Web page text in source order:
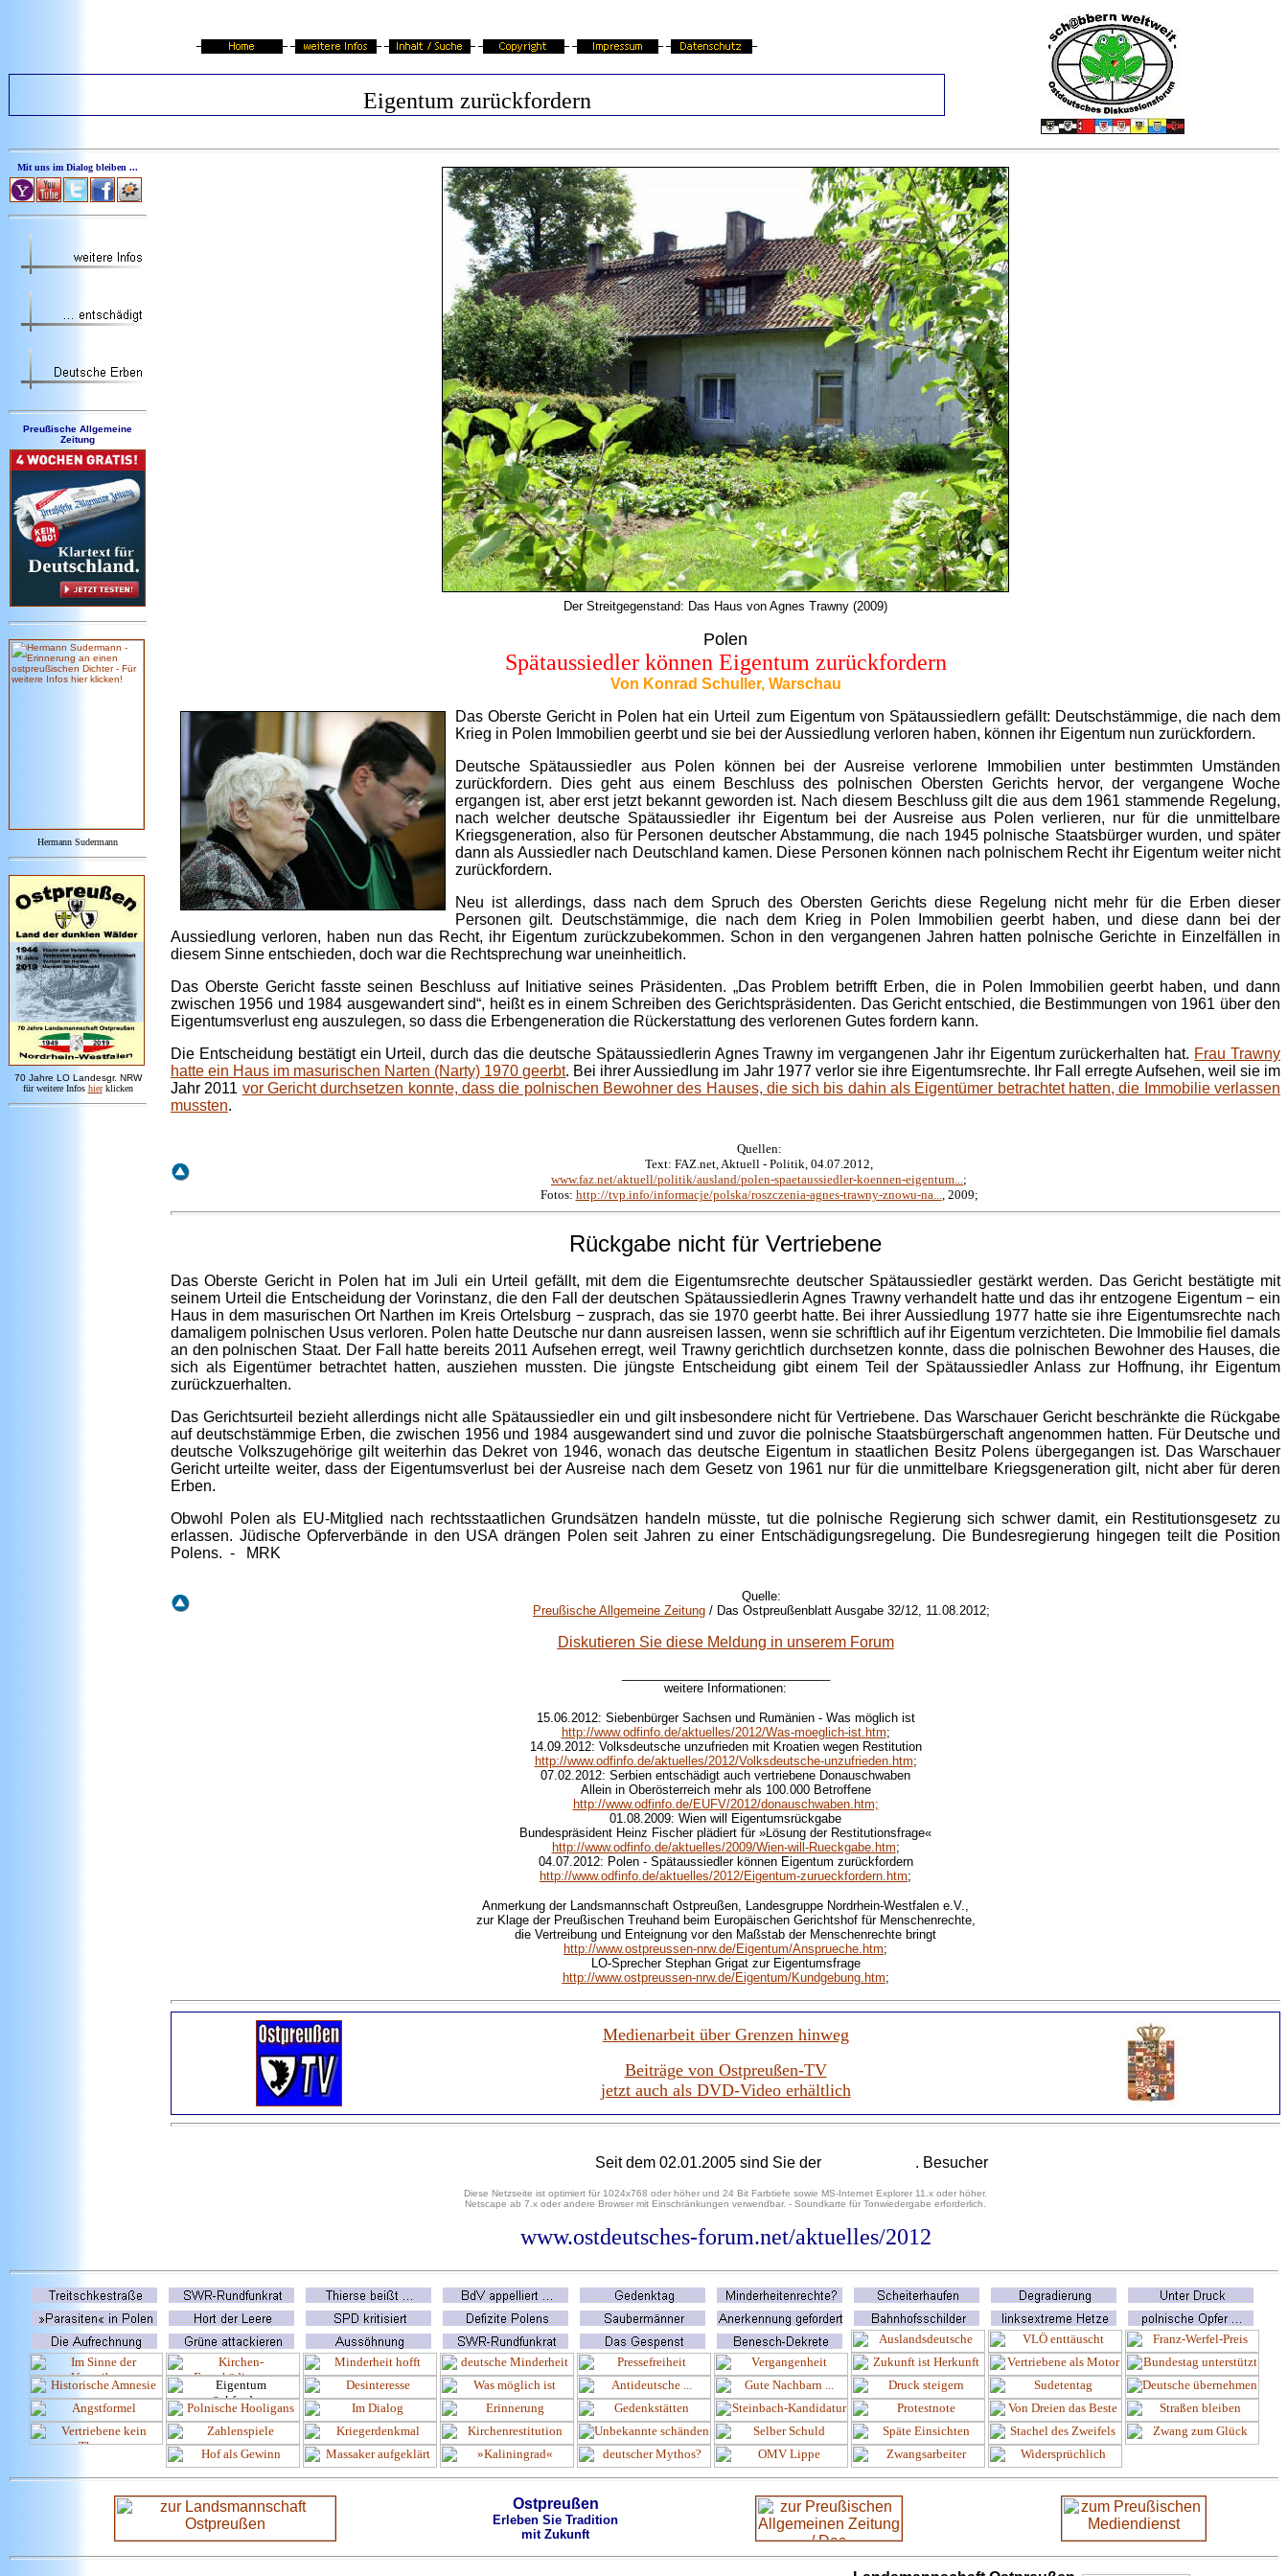
Eigentum zurückfordern
Mit uns im Dialog bleiben ...
Preußische Allgemeine
Zeitung
Hermann Sudermann
70 Jahre LO Landesgr. NRW
für weitere Infos hier klicken
Der Streitgegenstand: Das Haus von Agnes Trawny (2009)
Polen
Spätaussiedler können Eigentum zurückfordern
Von Konrad Schuller, Warschau
Das Oberste Gericht in Polen hat ein Urteil zum Eigentum von Spätaussiedlern gefällt: Deutschstämmige, die nach dem
Krieg in Polen Immobilien geerbt und sie bei der Aussiedlung verloren haben, können ihr Eigentum nun zurückfordern.
Deutsche Spätaussiedler aus Polen können bei der Ausreise verlorene Immobilien unter bestimmten Umständen
zurückfordern. Dies geht aus einem Beschluss des polnischen Obersten Gerichts hervor, der vergangene Woche
ergangen ist, aber erst jetzt bekannt geworden ist. Nach diesem Beschluss gilt die aus dem 1961 stammende Regelung,
nach welcher deutsche Spätaussiedler ihr Eigentum bei der Ausreise aus Polen verlieren, nur für die unmittelbare
Kriegsgeneration, also für Personen deutscher Abstammung, die nach 1945 polnische Staatsbürger wurden, und später
dann als Aussiedler nach Deutschland kamen. Diese Personen können nach polnischem Recht ihr Eigentum weiter nicht
zurückfordern.
Neu ist allerdings, dass nach dem Spruch des Obersten Gerichts diese Regelung nicht mehr für die Erben dieser
Personen gilt. Deutschstämmige, die nach dem Krieg in Polen Immobilien geerbt haben, und diese dann bei der
Aussiedlung verloren, haben nun das Recht, ihr Eigentum zurückzubekommen. Schon in den vergangenen Jahren hatten polnische Gerichte in Einzelfällen in
diesem Sinne entschieden, doch war die Rechtsprechung war uneinheitlich.
Das Oberste Gericht fasste seinen Beschluss auf Initiative seines Präsidenten. „Das Problem betrifft Erben, die in Polen Immobilien geerbt haben, und dann
zwischen 1956 und 1984 ausgewandert sind“, heißt es in einem Schreiben des Gerichtspräsidenten. Das Gericht entschied, die Bestimmungen von 1961 über den
Eigentumsverlust eng auszulegen, so dass die Erbengeneration die Rückerstattung des verlorenen Gutes fordern kann.
Die Entscheidung bestätigt ein Urteil, durch das die deutsche Spätaussiedlerin Agnes Trawny im vergangenen Jahr ihr Eigentum zurückerhalten hat. Frau Trawny
hatte ein Haus im masurischen Narten (Narty) 1970 geerbt. Bei ihrer Aussiedlung im Jahr 1977 verlor sie ihre Eigentumsrechte. Ihr Fall erregte Aufsehen, weil sie im
Jahr 2011 vor Gericht durchsetzen konnte, dass die polnischen Bewohner des Hauses, die sich bis dahin als Eigentümer betrachtet hatten, die Immobilie verlassen
mussten.
Quellen:
Text: FAZ.net, Aktuell - Politik, 04.07.2012,
www.faz.net/aktuell/politik/ausland/polen-spaetaussiedler-koennen-eigentum...;
Fotos: http://tvp.info/informacje/polska/roszczenia-agnes-trawny-znowu-na..., 2009;
Rückgabe nicht für Vertriebene
Das Oberste Gericht in Polen hat im Juli ein Urteil gefällt, mit dem die Eigentumsrechte deutscher Spätaussiedler gestärkt werden. Das Gericht bestätigte mit
seinem Urteil die Entscheidung der Vorinstanz, die den Fall der deutschen Spätaussiedlerin Agnes Trawny verhandelt hatte und das ihr entzogene Eigentum − ein
Haus in dem masurischen Ort Narthen im Kreis Ortelsburg − zusprach, das sie 1970 geerbt hatte. Bei ihrer Aussiedlung 1977 hatte sie ihre Eigentumsrechte nach
damaligem polnischen Usus verloren. Polen hatte Deutsche nur dann ausreisen lassen, wenn sie schriftlich auf ihr Eigentum verzichteten. Die Immobilie fiel damals
an den polnischen Staat. Der Fall hatte bereits 2011 Aufsehen erregt, weil Trawny gerichtlich durchsetzen konnte, dass die polnischen Bewohner des Hauses, die
sich als Eigentümer betrachtet hatten, ausziehen mussten. Die jüngste Entscheidung gibt einem Teil der Spätaussiedler Anlass zur Hoffnung, ihr Eigentum
zurückzuerhalten.
Das Gerichtsurteil bezieht allerdings nicht alle Spätaussiedler ein und gilt insbesondere nicht für Vertriebene. Das Warschauer Gericht beschränkte die Rückgabe
auf deutschstämmige Erben, die zwischen 1956 und 1984 ausgewandert sind und zuvor die polnische Staatsbürgerschaft angenommen hatten. Für Deutsche und
deutsche Volkszugehörige gilt weiterhin das Dekret von 1946, wonach das deutsche Eigentum in staatlichen Besitz Polens übergegangen ist. Das Warschauer
Gericht urteilte weiter, dass der Eigentumsverlust bei der Ausreise nach dem Gesetz von 1961 nur für die unmittelbare Kriegsgeneration gilt, nicht aber für deren
Erben.
Obwohl Polen als EU-Mitglied nach rechtsstaatlichen Grundsätzen handeln müsste, tut die polnische Regierung sich schwer damit, ein Restitutionsgesetz zu
erlassen. Jüdische Opferverbände in den USA drängen Polen seit Jahren zu einer Entschädigungsregelung. Die Bundesregierung hingegen teilt die Position
Polens. - MRK
Quelle:
Preußische Allgemeine Zeitung / Das Ostpreußenblatt Ausgabe 32/12, 11.08.2012;
Diskutieren Sie diese Meldung in unserem Forum
weitere Informationen:
15.06.2012: Siebenbürger Sachsen und Rumänien - Was möglich ist
http://www.odfinfo.de/aktuelles/2012/Was-moeglich-ist.htm;
14.09.2012: Volksdeutsche unzufrieden mit Kroatien wegen Restitution
http://www.odfinfo.de/aktuelles/2012/Volksdeutsche-unzufrieden.htm;
07.02.2012: Serbien entschädigt auch vertriebene Donauschwaben
Allein in Oberösterreich mehr als 100.000 Betroffene
http://www.odfinfo.de/EUFV/2012/donauschwaben.htm;
01.08.2009: Wien will Eigentumsrückgabe
Bundespräsident Heinz Fischer plädiert für »Lösung der Restitutionsfrage«
http://www.odfinfo.de/aktuelles/2009/Wien-will-Rueckgabe.htm;
04.07.2012: Polen - Spätaussiedler können Eigentum zurückfordern
http://www.odfinfo.de/aktuelles/2012/Eigentum-zurueckfordern.htm;
Anmerkung der Landsmannschaft Ostpreußen, Landesgruppe Nordrhein-Westfalen e.V.,
zur Klage der Preußischen Treuhand beim Europäischen Gerichtshof für Menschenrechte,
die Vertreibung und Enteignung vor den Maßstab der Menschenrechte bringt
http://www.ostpreussen-nrw.de/Eigentum/Ansprueche.htm;
LO-Sprecher Stephan Grigat zurEigentumsfrage
http://www.ostpreussen-nrw.de/Eigentum/Kundgebung.htm;
Medienarbeit über Grenzen hinweg
Beiträge von Ostpreußen-TV
jetzt auch als DVD-Video erhältlich
Seit dem 02.01.2005 sind Sie der . Besucher
Diese Netzseite ist optimiert für 1024x768 oder höher und 24 Bit Farbtiefe sowie MS-Internet Explorer 11.x oder höher.
Netscape ab 7.x oder andere Browser mit Einschränkungen verwendbar. - Soundkarte für Tonwiedergabe erforderlich.
www.ostdeutsches-forum.net/aktuelles/2012
Ostpreußen
Erleben Sie Tradition
mit Zukunft